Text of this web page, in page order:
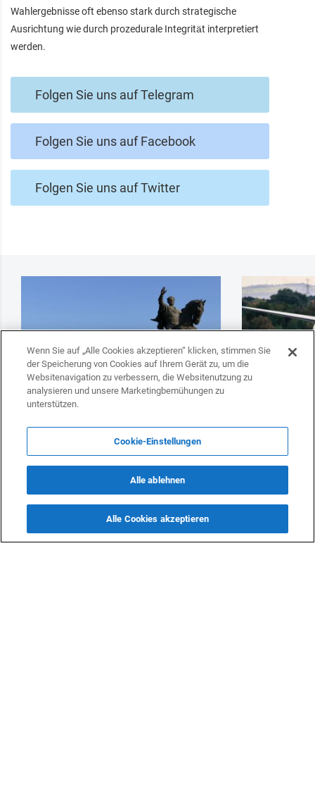
Wahlergebnisse oft ebenso stark durch strategische
Ausrichtung wie durch prozedurale Integrität interpretiert
werden.
Folgen Sie uns auf Telegram
Folgen Sie uns auf Facebook
Folgen Sie uns auf Twitter
touristischen Potenzial Usbekistans
vertraut gemacht
Wenn Sie auf „Alle Cookies akzeptieren“ klicken, stimmen Sie
der Speicherung von Cookies auf Ihrem Gerät zu, um die
Websitenavigation zu verbessern, die Websitenutzung zu
analysieren und unsere Marketingbemühungen zu
unterstützen.
Cookie-Einstellungen
Alle ablehnen
Alle Cookies akzeptieren